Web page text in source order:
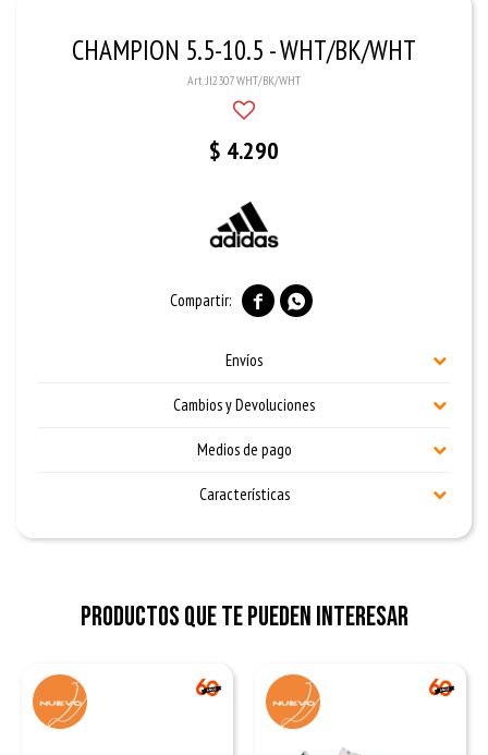
CHAMPION 5.5-10.5 - WHT/BK/WHT
JI2307 WHT/BK/WHT
$ 4.290
 
Envíos
Cambios y Devoluciones
Medios de pago
Características
Productos que te pueden interesar